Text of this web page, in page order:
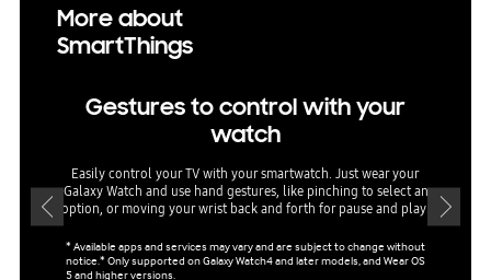
More about
SmartThings
Gestures to control with your
watch
Easily control your TV with your smartwatch. Just wear your
Galaxy Watch and use hand gestures, like pinching to select an
option, or moving your wrist back and forth for pause and play.
* Available apps and services may vary and are subject to change without
notice.* Only supported on Galaxy Watch4 and later models, and Wear OS
5 and higher versions.